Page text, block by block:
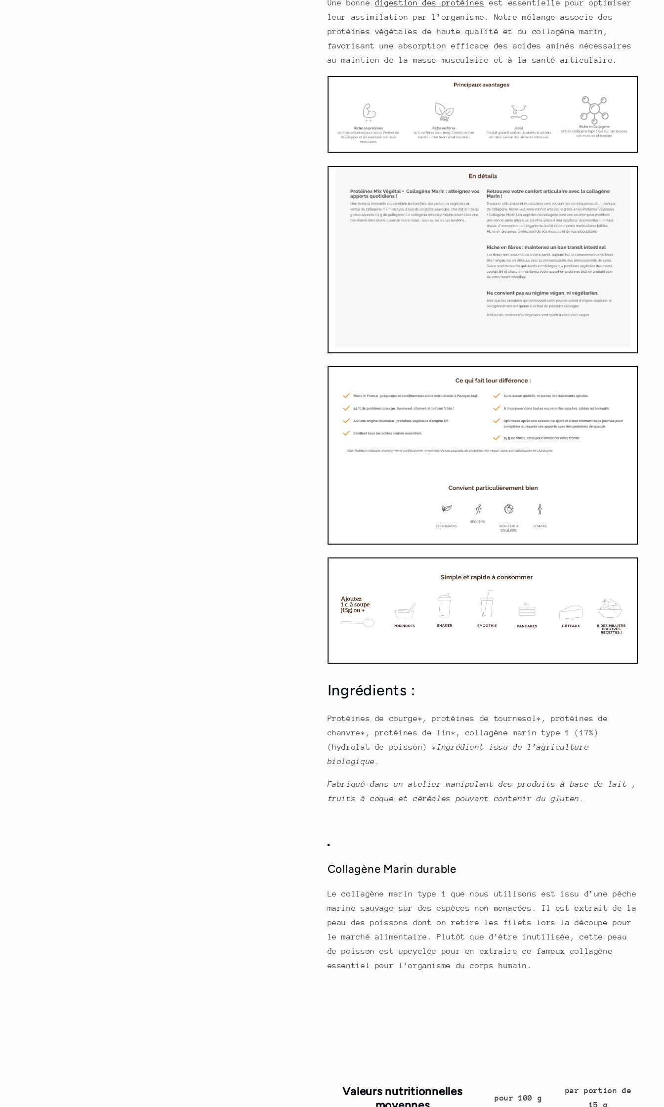
Une bonne digestion des protéines est essentielle pour optimiser
leur assimilation par l’organisme. Notre mélange associe des
protéines végétales de haute qualité et du collagène marin,
favorisant une absorption efficace des acides aminés nécessaires
au maintien de la masse musculaire et à la santé articulaire.
Ingrédients :
Protéines de courge*, protéines de tournesol*, protéines de
chanvre*, protéines de lin*, collagène marin type 1 (17%)
(hydrolat de poisson)*Ingrédient issu de l’agriculture
biologique.
Fabriqué dans un atelier manipulant des produits à base de lait ,
fruits à coque et céréales pouvant contenir du gluten.
Collagène Marin durable
Le collagène marin type 1 que nous utilisons est issu d’une pêche
marine sauvage sur des espèces non menacées. Il est extrait de la
peau des poissons dont on retire les filets lors la découpe pour
le marché alimentaire. Plutôt que d’être inutilisée, cette peau
de poisson est upcyclée pour en extraire ce fameux collagène
essentiel pour l’organisme du corps humain.
Valeurs nutritionnelles
pour 100 g
par portion de